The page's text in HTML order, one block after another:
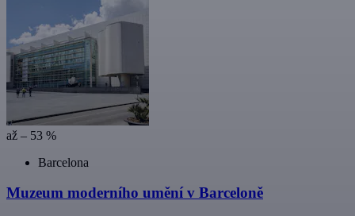
až – 53 %
Barcelona
Muzeum moderního umění v Barceloně